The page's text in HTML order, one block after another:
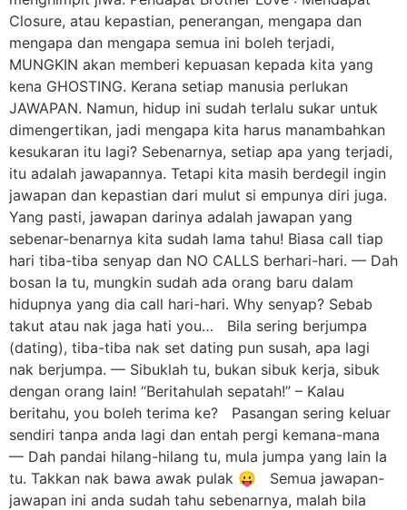
Closure, atau kepastian, penerangan, mengapa dan
mengapa dan mengapa semua ini boleh terjadi,
MUNGKIN akan memberi kepuasan kepada kita yang
kena GHOSTING. Kerana setiap manusia perlukan
JAWAPAN. Namun, hidup ini sudah terlalu sukar untuk
dimengertikan, jadi mengapa kita harus manambahkan
kesukaran itu lagi? Sebenarnya, setiap apa yang terjadi,
itu adalah jawapannya. Tetapi kita masih berdegil ingin
jawapan dan kepastian dari mulut si empunya diri juga.
Yang pasti, jawapan darinya adalah jawapan yang
sebenar-benarnya kita sudah lama tahu! Biasa call tiap
hari tiba-tiba senyap dan NO CALLS berhari-hari. — Dah
bosan la tu, mungkin sudah ada orang baru dalam
hidupnya yang dia call hari-hari. Why senyap? Sebab
takut atau nak jaga hati you… Bila sering berjumpa
(dating), tiba-tiba nak set dating pun susah, apa lagi
nak berjumpa. — Sibuklah tu, bukan sibuk kerja, sibuk
dengan orang lain! “Beritahulah sepatah!” – Kalau
beritahu, you boleh terima ke? Pasangan sering keluar
sendiri tanpa anda lagi dan entah pergi kemana-mana
— Dah pandai hilang-hilang tu, mula jumpa yang lain la
tu. Takkan nak bawa awak pulak 😛 Semua jawapan-
jawapan ini anda sudah tahu sebenarnya, malah bila